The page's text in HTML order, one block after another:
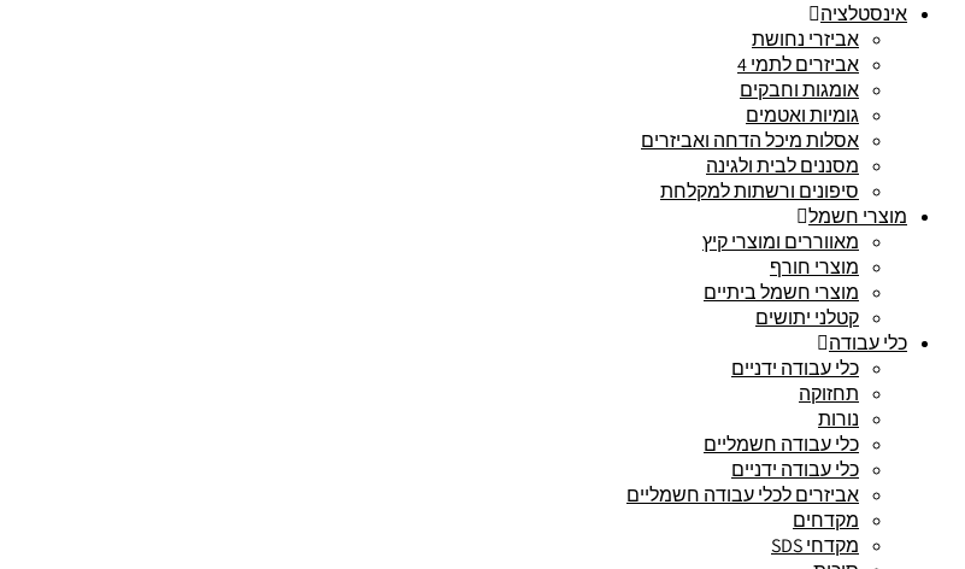
אינסטלציה
אביזרי נחושת
אביזרים לתמי 4
אומגות וחבקים
גומיות ואטמים
אסלות מיכל הדחה ואביזרים
מסננים לבית ולגינה
סיפונים ורשתות למקלחת
מוצרי חשמל
מאווררים ומוצרי קיץ
מוצרי חורף
מוצרי חשמל ביתיים
קטלני יתושים
כלי עבודה
כלי עבודה ידניים
תחזוקה
נורות
כלי עבודה חשמליים
כלי עבודה ידניים
אביזרים לכלי עבודה חשמליים
מקדחים
מקדחי SDS